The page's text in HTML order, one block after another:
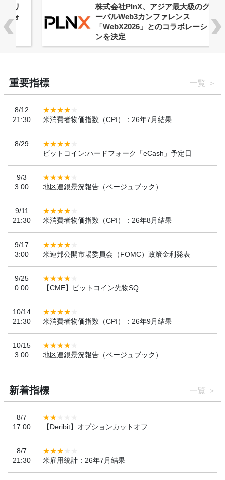
株式会社PlnX、アジア最大級のグロ
ーバルWeb3カンファレンス
「WebX2026」とのコラボレーショ
ンを決定
重要指標 一覧
8/12
21:30
米消費者物価指数（CPI）：26年7月結果
8/29
ビットコイン:ハードフォーク「eCash」予定日
9/3
3:00
地区連銀景況報告（ベージュブック）
9/11
21:30
米消費者物価指数（CPI）：26年8月結果
9/17
3:00
米連邦公開市場委員会（FOMC）政策金利発表
9/25
0:00
【CME】ビットコイン先物SQ
10/14
21:30
米消費者物価指数（CPI）：26年9月結果
10/15
3:00
地区連銀景況報告（ベージュブック）
新着指標 一覧
8/7
17:00
【Deribit】オプションカットオフ
8/7
21:30
米雇用統計：26年7月結果